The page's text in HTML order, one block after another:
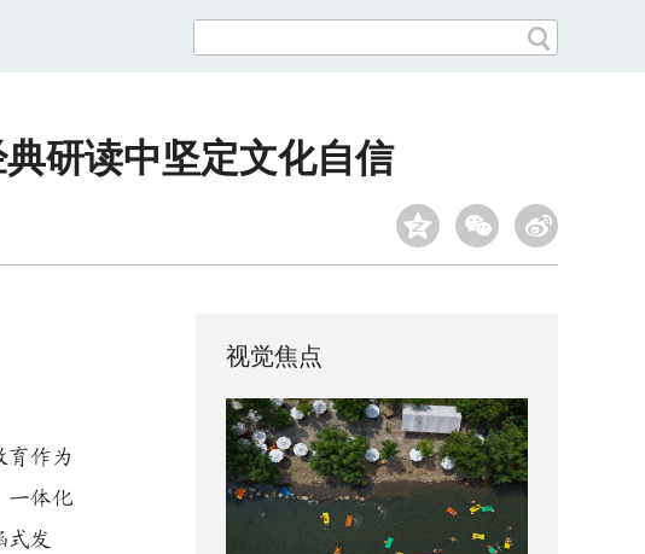
研读中坚定文化自信
育作为
一体化
发
视觉焦点